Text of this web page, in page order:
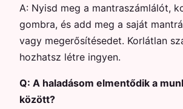
A: Nyisd meg a mantraszámlálót,
gombra, és add meg a saját
vagy megerősítésedet. Korlátlan
hozhatsz létre ingyen.
Q: A haladásom elmentődik a
között?